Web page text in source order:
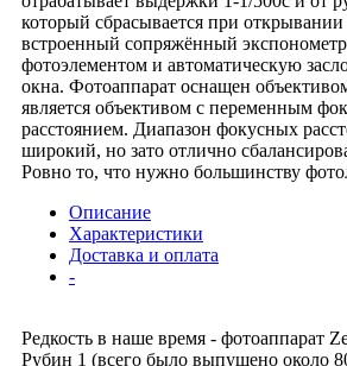
который сбрасывается при
встроенный сопряжённый
фотоэлементом и автоматическую
окна. Фотоаппарат оснащен
является объективом с переменным
расстоянием. Диапазон фокусных
широкий, но зато отлично
Ровно то, что нужно большинству
Описание
Характеристики
Доставка и оплата
-
Редкость в наше время - фотоаппарат
Рубин 1 (всего было выпущено около